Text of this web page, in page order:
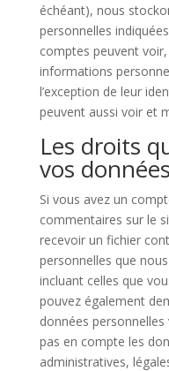
échéant), nous
personnelles
comptes peuvent
informations
l’exception de leur
peuvent aussi voir et
Les droits
vos données
Si vous avez un
commentaires sur le
recevoir un fichier
personnelles que
incluant celles que
pouvez également
données
pas en compte les
administratives,